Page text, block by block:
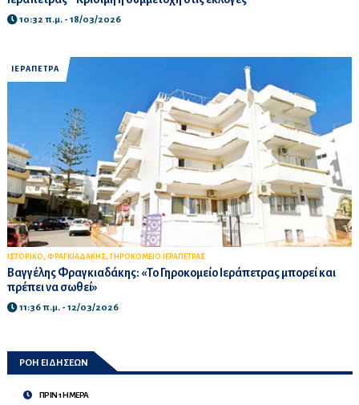
10:32 π.μ. - 18/03/2026
ΙΕΡΑΠΕΤΡΑ
ΙΣΤΟΡΙΚΟ, ΦΡΑΓΚΙΑΔΑΚΗΣ, ΓΗΡΟΚΟΜΕΙΟ ΙΕΡΑΠΕΤΡΑΣ
Βαγγέλης Φραγκιαδάκης: «Το Γηροκομείο Ιεράπετρας μπορεί και
πρέπει να σωθεί»
11:36 π.μ. - 12/03/2026
ΡΟΗ ΕΙΔΗΣΕΩΝ
ΠΡΙΝ 1 ΗΜΕΡΑ